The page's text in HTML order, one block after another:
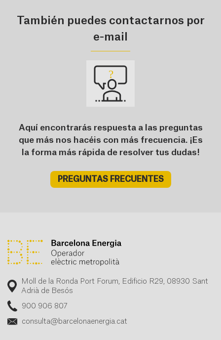
También puedes contactarnos por
e-mail
Aquí encontrarás respuesta a las preguntas
que más nos hacéis con más frecuencia. ¡Es
la forma más rápida de resolver tus dudas!
PREGUNTAS FRECUENTES
Moll de la Ronda Port Forum, Edificio R29, 08930 Sant
Adrià de Besós
900 906 807
consulta@barcelonaenergia.cat